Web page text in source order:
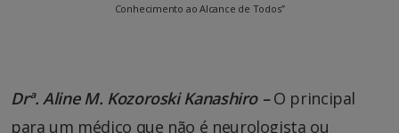
Conhecimento ao Alcance de Todos”
Drª. Aline M. Kozoroski Kanashiro –O principal
para um médico que não é neurologista ou